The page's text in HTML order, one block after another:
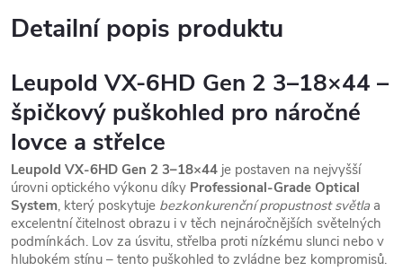
Detailní popis produktu
Leupold VX-6HD Gen 2 3–18×44 –
špičkový puškohled pro náročné
lovce a střelce
Leupold VX-6HD Gen 2 3–18×44 je postaven na nejvyšší
úrovni optického výkonu díky Professional-Grade Optical
System, který poskytuje bezkonkurenční propustnost světla a
excelentní čitelnost obrazu i v těch nejnáročnějších světelných
podmínkách. Lov za úsvitu, střelba proti nízkému slunci nebo v
hlubokém stínu – tento puškohled to zvládne bez kompromisů.